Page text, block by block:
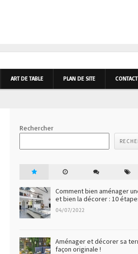
ART DE TABLE PLAN DE SITE CONTACT
Rechercher
Comment bien aménager
et bien la décorer : 10
04/07/2022
Aménager et décorer sa
façon originale !